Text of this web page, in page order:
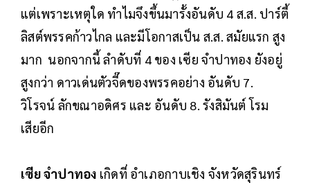
แต่เพราะเหตุใด ทำไมจึงขึ้นมารั้งอันดับ 4 ส.ส. ปาร์ตี้
ลิสต์พรรคก้าวไกล และมีโอกาสเป็น ส.ส. สมัยแรก สูง
มาก นอกจากนี้ ลำดับที่ 4 ของ เซีย จำปาทอง ยังอยู่
สูงกว่า ดาวเด่นตัวจี๊ดของพรรคอย่าง อันดับ 7.
วิโรจน์ ลักขณาอดิศร และ อันดับ 8. รังสิมันต์ โรม
เสียอีก
เซีย จำปาทอง เกิดที่ อำเภอกาบเชิง จังหวัดสุรินทร์